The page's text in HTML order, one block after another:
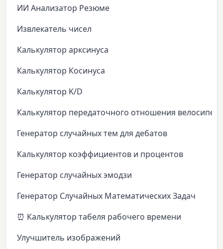
ИИ Анализатор Резюме
Извлекатель чисел
Калькулятор арксинуса
Калькулятор Косинуса
Калькулятор K/D
Калькулятор передаточного отношения
Генератор случайных тем для дебатов
Калькулятор коэффициентов и процентов
Генератор случайных эмодзи
Генератор Случайных Математических Задач
⏰ Калькулятор табеля рабочего времени
Улучшитель изображений